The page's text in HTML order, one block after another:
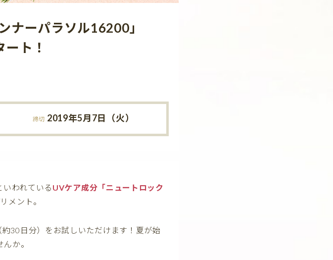
ナーパラソル16200」
ト！
締切 2019年5月7日（火）
いわれている UVケア成分「ニュートロック
メント。
30日分）をお試しいただけます！夏が始
か。